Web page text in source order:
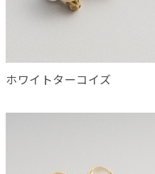
ホワイトターコイズ